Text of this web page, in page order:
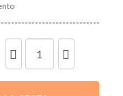
UNIDADES